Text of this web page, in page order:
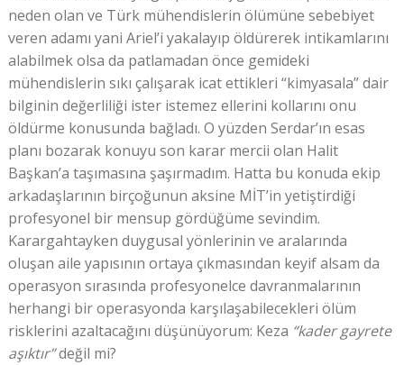
neden olan ve Türk mühendislerin ölümüne sebebiyet
veren adamı yani Ariel’i yakalayıp öldürerek intikamlarını
alabilmek olsa da patlamadan önce gemideki
mühendislerin sıkı çalışarak icat ettikleri “kimyasala” dair
bilginin değerliliği ister istemez ellerini kollarını onu
öldürme konusunda bağladı. O yüzden Serdar’ın esas
planı bozarak konuyu son karar mercii olan Halit
Başkan’a taşımasına şaşırmadım. Hatta bu konuda ekip
arkadaşlarının birçoğunun aksine MİT’in yetiştirdiği
profesyonel bir mensup gördüğüme sevindim.
Karargahtayken duygusal yönlerinin ve aralarında
oluşan aile yapısının ortaya çıkmasından keyif alsam da
operasyon sırasında profesyonelce davranmalarının
herhangi bir operasyonda karşılaşabilecekleri ölüm
risklerini azaltacağını düşünüyorum: Keza “kader gayrete
aşıktır”değil mi?